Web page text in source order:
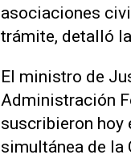
asociaciones
trámite, detalló
El ministro de
Administración
suscribieron hoy
simultánea de la